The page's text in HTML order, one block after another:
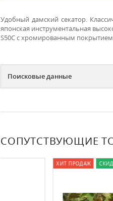
Удобный дамский секатор.
японская инструментальная
S50C с хромированным
Поисковые данные
СОПУТСТВУЮЩИЕ
СКИДКА (-14%)